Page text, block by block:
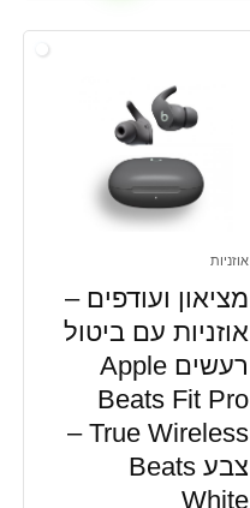
אוזניות
מציאון ועודפים –
אוזניות עם ביטול
רעשים Apple
Beats Fit Pro
True Wireless –
צבע Beats
White